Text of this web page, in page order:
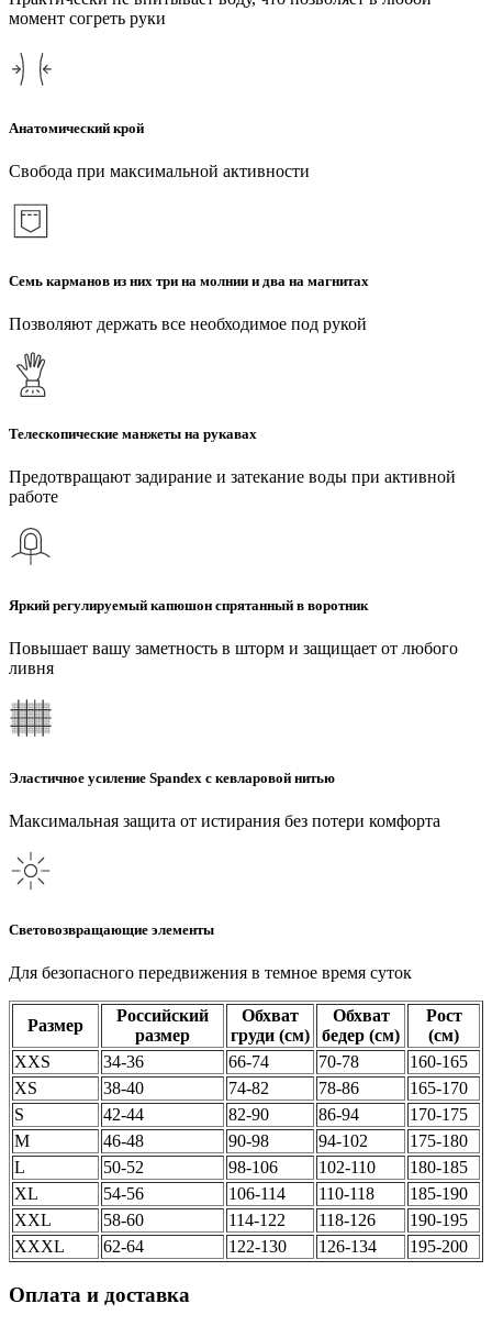
момент согреть руки
Анатомический крой
Свобода при максимальной активности
Семь карманов из них три на молнии и два на магнитах
Позволяют держать все необходимое под рукой
Телескопические манжеты на рукавах
Предотвращают задирание и затекание воды при активной
работе
Яркий регулируемый капюшон спрятанный в воротник
Повышает вашу заметность в шторм и защищает от любого
ливня
Эластичное усиление Spandex с кевларовой нитью
Максимальная защита от истирания без потери комфорта
Световозвращающие элементы
Для безопасного передвижения в темное время суток
Размер
Российский
размер
Обхват
груди (см)
Обхват
бедер (см)
Рост
(см)
XXS
34-36 66-74 70-78
160-165
XS
38-40 74-82 78-86
165-170
S
42-44 82-90 86-94
170-175
M
46-48 90-98 94-102
175-180
L
50-52 98-106 102-110
180-185
XL
54-56 106-114 110-118
185-190
XXL
58-60 114-122 118-126
190-195
XXXL
62-64 122-130 126-134 195-200
Оплата и доставка